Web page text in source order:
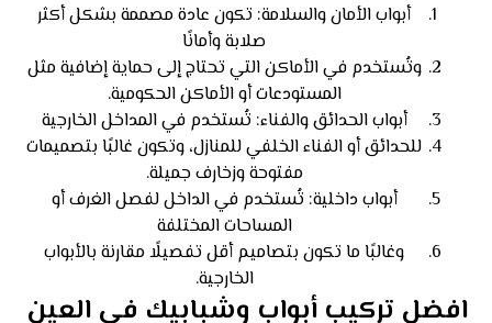
أبواب الأمان والسلامة: تكون عادة مصممة بشكل أكثر
صلابة وأمانًا
وتُستخدم في الأماكن التي تحتاج إلى حماية إضافية مثل
المستودعات أو الأماكن الحكومية.
أبواب الحدائق والفناء: تُستخدم في المداخل الخارجية
للحدائق أو الفناء الخلفي للمنازل، وتكون غالبًا بتصميمات
مفتوحة وزخارف جميلة.
أبواب داخلية: تُستخدم في الداخل لفصل الغرف أو
المساحات المختلفة
وغالبًا ما تكون بتصاميم أقل تفصيلًا مقارنة بالأبواب
الخارجية.
افضل تركيب أبواب وشبابيك في العين